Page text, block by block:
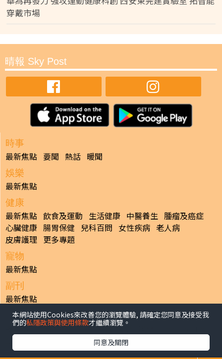
穿戴市場
晴報 Sky Post
時事
最新焦點 要聞 熱話 暖聞
娛樂
最新焦點
健康
最新焦點 飲食及運動 生活健康 中醫養生 腫瘤及癌症
心臟健康 腸胃保健 兒科百問 女性疾病 老人病
皮膚護理 更多專題
寵物
最新焦點
副刊
最新焦點
日報
揭頁版 港聞 財經/地產 中國/國際
生活副刊
體育 專題/人物
本網站使用Cookies來改善您的瀏覽體驗, 請確定您同意及接受我
們的私隱政策與使用條款才繼續瀏覽。
同意及關閉